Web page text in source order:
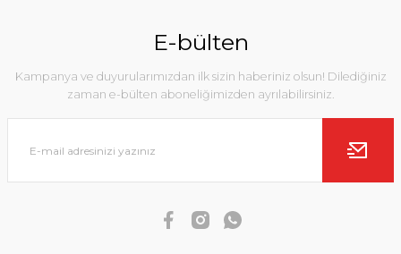
E-bülten
Kampanya ve duyurularımızdan ilk sizin haberiniz olsun! Dilediğiniz
zaman e-bülten aboneliğimizden ayrılabilirsiniz.